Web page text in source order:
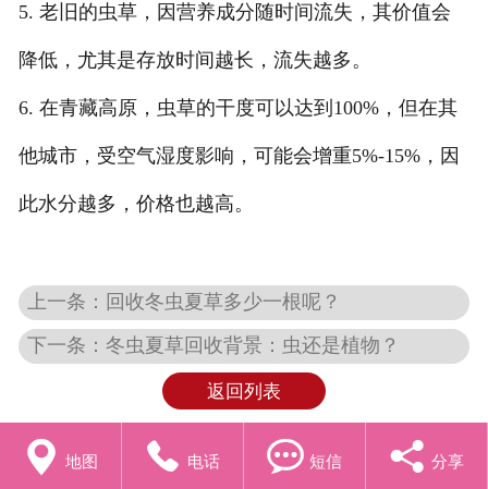
5. 老旧的虫草，因营养成分随时间流失，其价值会
降低，尤其是存放时间越长，流失越多。
6. 在青藏高原，虫草的干度可以达到100%，但在其
他城市，受空气湿度影响，可能会增重5%-15%，因
此水分越多，价格也越高。
上一条：回收冬虫夏草多少一根呢？
下一条：冬虫夏草回收背景：虫还是植物？
返回列表
 地图  电话  短信  分享